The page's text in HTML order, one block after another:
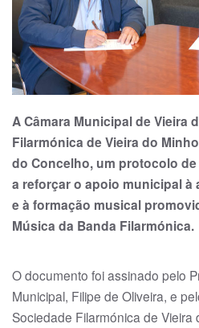
A Câmara Municipal de Vieira
Filarmónica de Vieira do
do Concelho, um protocolo
a reforçar o apoio municipal à
e à formação musical
Música da Banda Filarmónica.
O documento foi assina­do pelo
Municipal, Filipe de Oliveira, e
Sociedade Filarmónica de Vieira